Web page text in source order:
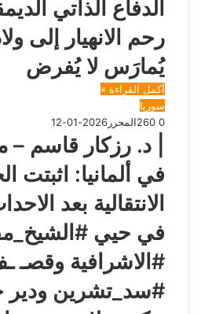
الدفاع الذاتي
رحم الانهيار إلى
يُمارَس لا يُفرض
أكمل القراءة »
سوريا
المحرر 2026-01-12 0
| د. رزكار قاسم
في ألمانيا: اثبتت
الانتقالية بعد
في حيي
#الاشرافية وقصـ
#سد_تشرين ودير